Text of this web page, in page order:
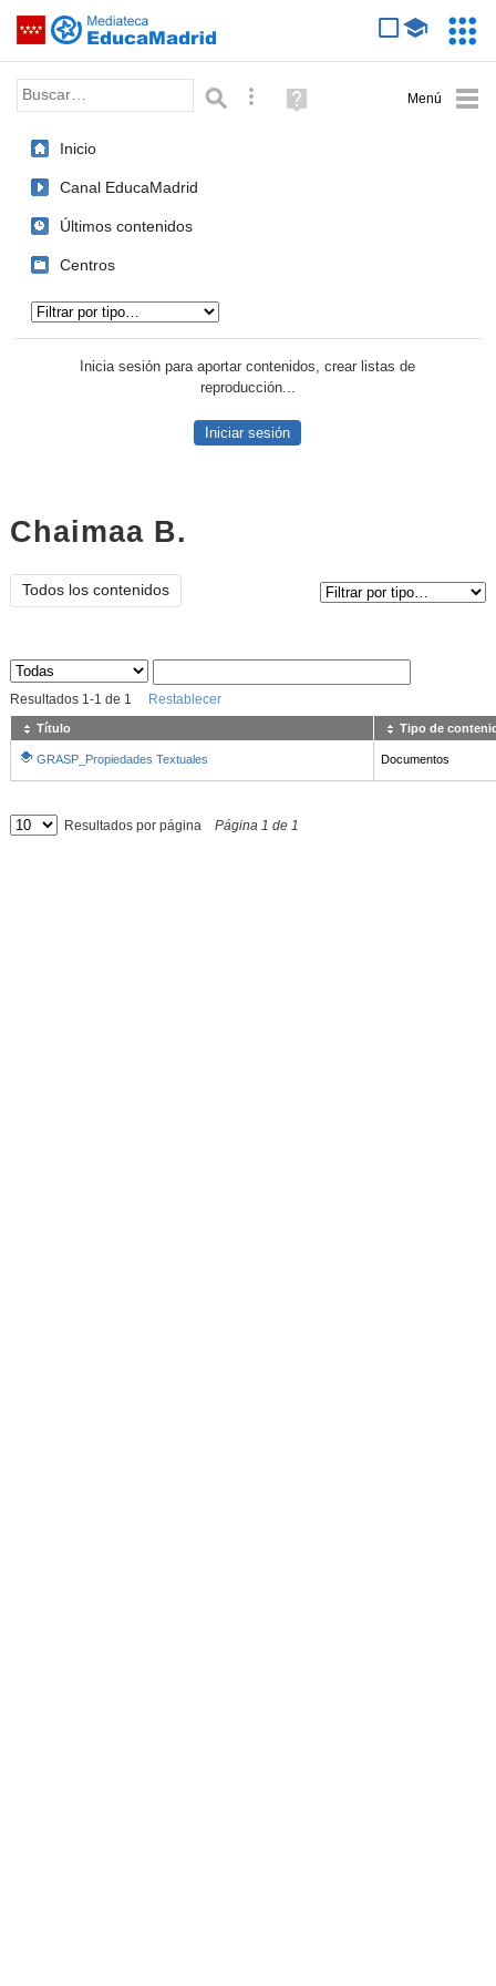
Saltar navegación
Palabra o frase: Búsqueda avanzada
Ayuda
(en
Inicio
Canal EducaMadrid
Últimos contenidos
Centros
Inicia sesión para aportar contenidos, crear listas de
reproducción...
Iniciar sesión
Chaimaa B.
Todos los contenidos
Sus archivos
Resultados 1 -1 de 1 Restablecer
Título Tipo de
GRASP_Propiedades Textuales Documentos
Resultados por página Página 1 de 1